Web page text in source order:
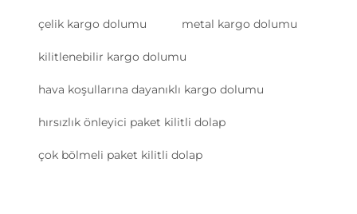
çelik kargo dolumu metal kargo dolumu
kilitlenebilir kargo dolumu
hava koşullarına dayanıklı kargo dolumu
hırsızlık önleyici paket kilitli dolap
çok bölmeli paket kilitli dolap